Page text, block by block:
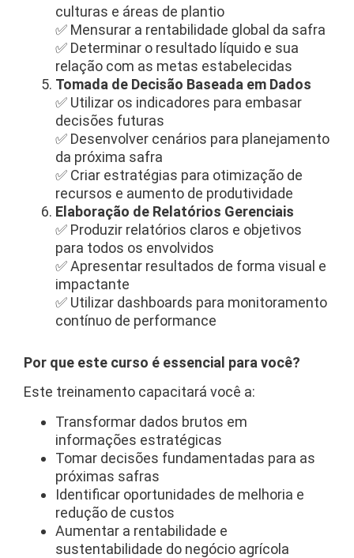
culturas e áreas de plantio
✅ Mensurar a rentabilidade global da safra
✅ Determinar o resultado líquido e sua
relação com as metas estabelecidas
Tomada de Decisão Baseada em Dados
✅ Utilizar os indicadores para embasar
decisões futuras
✅ Desenvolver cenários para planejamento
da próxima safra
✅ Criar estratégias para otimização de
recursos e aumento de produtividade
Elaboração de Relatórios Gerenciais
✅ Produzir relatórios claros e objetivos
para todos os envolvidos
✅ Apresentar resultados de forma visual e
impactante
✅ Utilizar dashboards para monitoramento
contínuo de performance
Por que este curso é essencial para você?
Este treinamento capacitará você a:
Transformar dados brutos em
informações estratégicas
Tomar decisões fundamentadas para as
próximas safras
Identificar oportunidades de melhoria e
redução de custos
Aumentar a rentabilidade e
sustentabilidade do negócio agrícola